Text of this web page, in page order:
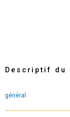
Descriptif du
général